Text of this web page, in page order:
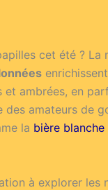
cet été ? La
ambrées, en
amateurs de
la bière
à explorer